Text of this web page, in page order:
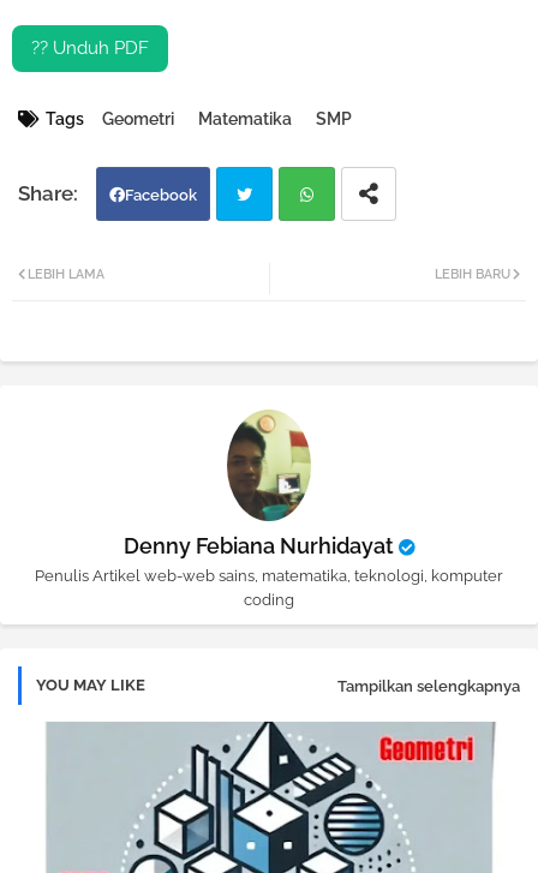
?? Unduh PDF
Tags Geometri Matematika SMP
Facebook
pp
LEBIH BARU
LEBIH LAMA
Denny Febiana Nurhidayat
Penulis Artikel web-web sains, matematika, teknologi, komputer
coding
YOU MAY LIKE Tampilkan selengkapnya